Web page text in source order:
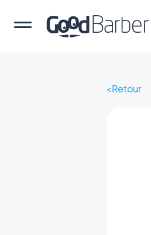
Retour